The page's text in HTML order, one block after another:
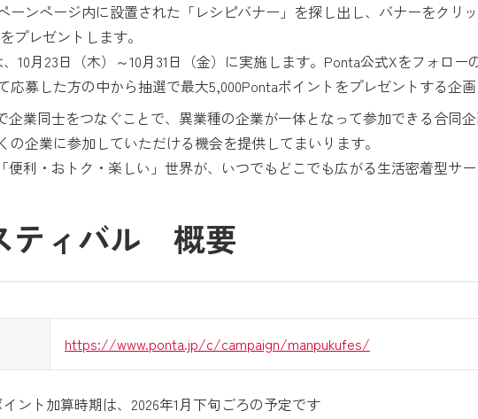
ーンページ内に設置された「レシピバナー」を探し出し、バナーをクリ
プレゼントします。
10月23日（木）～10月31日（金）に実施します。Ponta公式Xをフォロー
応募した方の中から抽選で最大5,000Pontaポイントをプレゼントする企画
企業同士をつなぐことで、異業種の企業が一体となって参加できる合同
の企業に参加していただける機会を提供してまいります。
利・おトク・楽しい」世界が、いつでもどこでも広がる生活密着型サー
ティバル 概要
https://www.ponta.jp/c/campaign/manpukufes/
ント加算時期は、2026年1月下旬ごろの予定です